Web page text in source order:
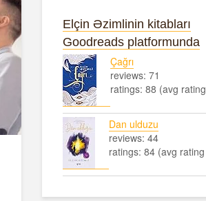
Elçin Əzimlinin kitabları
Goodreads platformunda
Çağrı
reviews: 71
ratings: 88 (avg
Dan ulduzu
reviews: 44
ratings: 84 (avg
Alfred Adler və